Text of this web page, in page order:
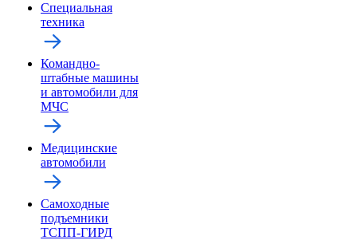
Специальная
техника
Командно-
штабные машины
и автомобили для
МЧС
Медицинские
автомобили
Самоходные
подъемники
ТСПП-ГИРД